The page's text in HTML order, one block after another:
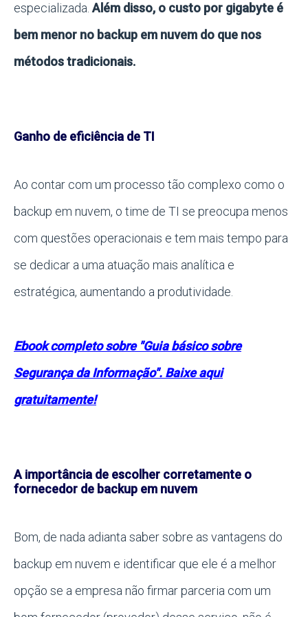
especializada. Além disso, o custo por gigabyte é
bem menor no backup em nuvem do que nos
métodos tradicionais.
Ganho de eficiência de TI
Ao contar com um processo tão complexo como o
backup em nuvem, o time de TI se preocupa menos
com questões operacionais e tem mais tempo para
se dedicar a uma atuação mais analítica e
estratégica, aumentando a produtividade.
Ebook completo sobre "Guia básico sobre
Segurança da Informação". Baixe aqui
gratuitamente!
A importância de escolher corretamente o
fornecedor de backup em nuvem
Bom, de nada adianta saber sobre as vantagens do
backup em nuvem e identificar que ele é a melhor
opção se a empresa não firmar parceria com um